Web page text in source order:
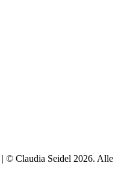
| © Claudia Seidel 2026. Alle